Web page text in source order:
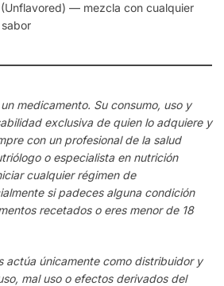
(Unflavored) — mezcla con cualquier
medicamento. Su consumo, uso y
exclusiva de quien lo adquiere y
con un profesional de la salud
o especialista en nutrición
cualquier régimen de
si padeces alguna condición
recetados o eres menor de 18
actúa únicamente como distribuidor y
mal uso o efectos derivados del